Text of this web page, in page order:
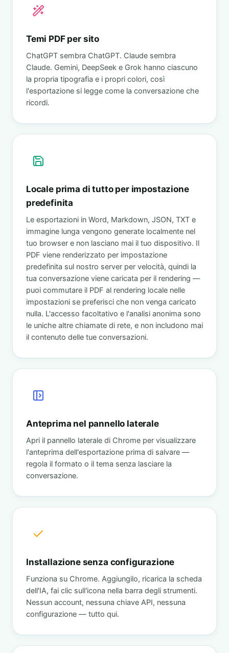
Temi PDF per sito
ChatGPT sembra ChatGPT. Claude sembra
Claude. Gemini, DeepSeek e Grok hanno ciascuno
la propria tipografia e i propri colori, così
l'esportazione si legge come la conversazione che
ricordi.
Locale prima di tutto per impostazione
predefinita
Le esportazioni in Word, Markdown, JSON, TXT e
immagine lunga vengono generate localmente nel
tuo browser e non lasciano mai il tuo dispositivo. Il
PDF viene renderizzato per impostazione
predefinita sul nostro server per velocità, quindi la
tua conversazione viene caricata per il rendering —
puoi commutare il PDF al rendering locale nelle
impostazioni se preferisci che non venga caricato
nulla. L'accesso facoltativo e l'analisi anonima sono
le uniche altre chiamate di rete, e non includono mai
il contenuto delle tue conversazioni.
Anteprima nel pannello laterale
Apri il pannello laterale di Chrome per visualizzare
l'anteprima dell'esportazione prima di salvare —
regola il formato o il tema senza lasciare la
conversazione.
Installazione senza configurazione
Funziona su Chrome. Aggiungilo, ricarica la scheda
dell'IA, fai clic sull'icona nella barra degli strumenti.
Nessun account, nessuna chiave API, nessuna
configurazione — tutto qui.